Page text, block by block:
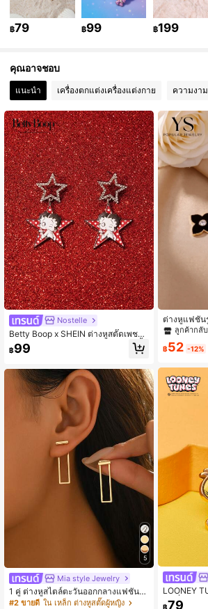
4.89 72K ผู้ติดตาม
฿79 ฿99 ฿199
คุณอาจชอบ
แนะนำ เครื่องตกแต่งเครื่องแต่งกาย ความงา
Nostelle
Betty Boop x SHEIN ต่างหูสตั๊ดเพชรรู
ปดาวห้าแฉกการ์ตูนสร้างสรรค์ใหม่, จี้พิ
มพ์ลายการ์ตูน, ดีไซน์ร่วม IP, น่ารักและ
มารถใช้เป็นเครื่องประดับได้, เหมาะสำ
หรับงานปาร์ตี้ คอนเสิร์ต เทศกาลต่างๆ,
ของขวัญที่ประณีต
฿99
5
Mia style Jewelry
1 คู่ ต่างหูสไตล์ตะวันออกกลางแฟชั่นด้
านหน้าและด้านหลังสำหรับผู้หญิง, ดีไซ
#2 ขายดี ใน เหล็ก ต่างหูสตั๊ดผู้หญิง
ต่างหูแฟชั่น
ทียม 1 คู่, ข
ลูกค้ากลั
฿52 -12%
LOONEY
แฟชั่นลาย
฿79